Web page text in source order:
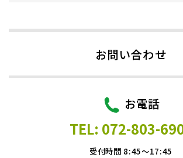
お問い合わせ
お電話
TEL: 072-803-
受付時間 8:45～17:45